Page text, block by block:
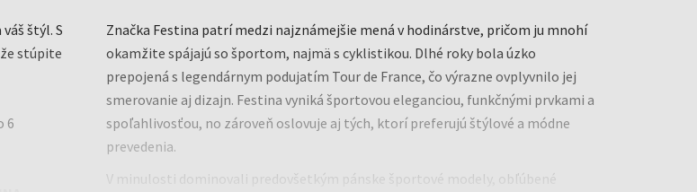
štýl. S
stúpite
6
Značka Festina patrí medzi najznámejšie mená v hodinárstve, pričom ju mnohí
okamžite spájajú so športom, najmä s cyklistikou. Dlhé roky bola úzko
prepojená s legendárnym podujatím Tour de France, čo výrazne ovplyvnilo jej
smerovanie aj dizajn. Festina vyniká športovou eleganciou, funkčnými prvkami a
spoľahlivosťou, no zároveň oslovuje aj tých, ktorí preferujú štýlové a módne
prevedenia.
V minulosti dominovali predovšetkým pánske športové modely, obľúbené